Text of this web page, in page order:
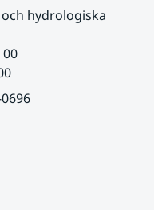
hydrologiska
00